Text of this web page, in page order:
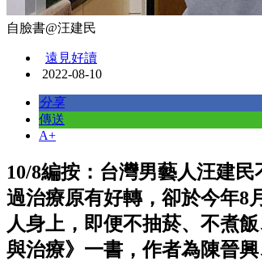
自臉書@汪建民
遠見好讀
2022-08-10
分享
傳送
A+
10/8編按：台灣男藝人汪建
過治療原有好轉，卻於今年8
人身上，即便不抽菸、不煮
與治療》一書，作者為陳晉